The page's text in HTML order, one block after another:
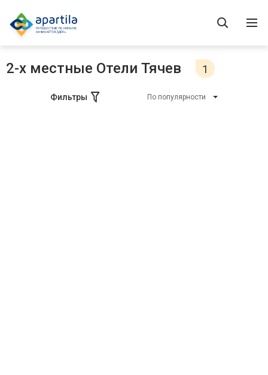
2-х местные Отели Тячев 1
Фильтры По популярности